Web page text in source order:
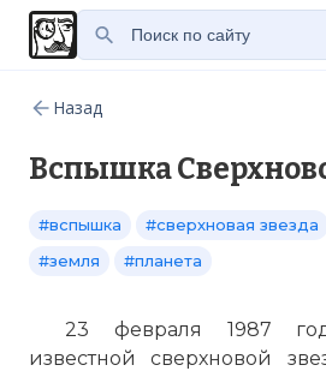
Назад
Вспышка
#вспышка #сверхновая звезда
#земля
#планета
23 февраля 1987
известной сверхновой